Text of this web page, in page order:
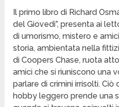
Il primo libro di Richard
del Giovedì”, presenta ai
di umorismo, mistero e
storia, ambientata nella
di Coopers Chase, ruota
amici che si riuniscono una
parlare di crimini irrisolti.
hobby leggero prende una